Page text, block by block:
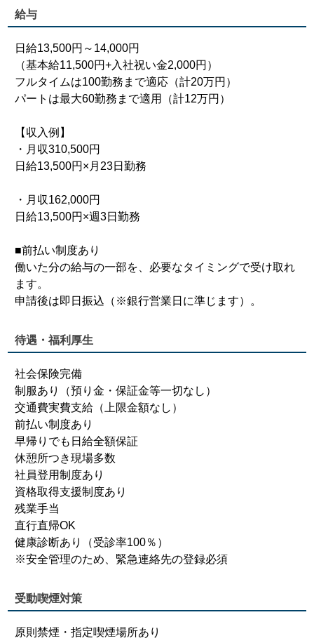
給与
日給13,500円～14,000円
（基本給11,500円+入社祝い金2,000円）
フルタイムは100勤務まで適応（計20万円）
パートは最大60勤務まで適用（計12万円）
【収入例】
・月収310,500円
日給13,500円×月23日勤務
・月収162,000円
日給13,500円×週3日勤務
■前払い制度あり
働いた分の給与の一部を、必要なタイミングで受け取れ
ます。
申請後は即日振込（※銀行営業日に準じます）。
待遇・福利厚生
社会保険完備
制服あり（預り金・保証金等一切なし）
交通費実費支給（上限金額なし）
前払い制度あり
早帰りでも日給全額保証
休憩所つき現場多数
社員登用制度あり
資格取得支援制度あり
残業手当
直行直帰OK
健康診断あり（受診率100％）
※安全管理のため、緊急連絡先の登録必須
受動喫煙対策
原則禁煙・指定喫煙場所あり